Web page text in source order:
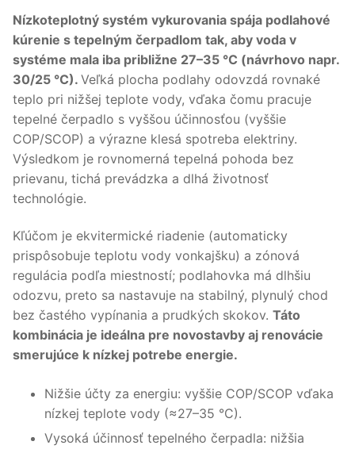
Nízkoteplotný systém vykurovania spája podlahové
kúrenie s tepelným čerpadlom tak, aby voda v
systéme mala iba približne 27–35 °C (návrhovo napr.
30/25 °C). Veľká plocha podlahy odovzdá rovnaké
teplo pri nižšej teplote vody, vďaka čomu pracuje
tepelné čerpadlo s vyššou účinnosťou (vyššie
COP/SCOP) a výrazne klesá spotreba elektriny.
Výsledkom je rovnomerná tepelná pohoda bez
prievanu, tichá prevádzka a dlhá životnosť
technológie.
Kľúčom je ekvitermické riadenie (automaticky
prispôsobuje teplotu vody vonkajšku) a zónová
regulácia podľa miestností; podlahovka má dlhšiu
odozvu, preto sa nastavuje na stabilný, plynulý chod
bez častého vypínania a prudkých skokov. Táto
kombinácia je ideálna pre novostavby aj renovácie
smerujúce k nízkej potrebe energie.
Nižšie účty za energiu: vyššie COP/SCOP vďaka
nízkej teplote vody (≈27–35 °C).
Vysoká účinnosť tepelného čerpadla: nižšia